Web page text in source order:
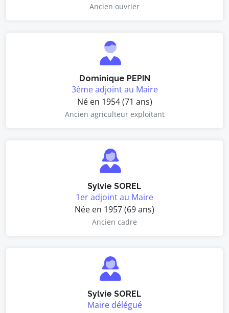
Ancien ouvrier
Dominique PEPIN
3ème adjoint au Maire
Né en 1954 (71 ans)
Ancien agriculteur exploitant
Sylvie SOREL
1er adjoint au Maire
Née en 1957 (69 ans)
Ancien cadre
Sylvie SOREL
Maire délégué